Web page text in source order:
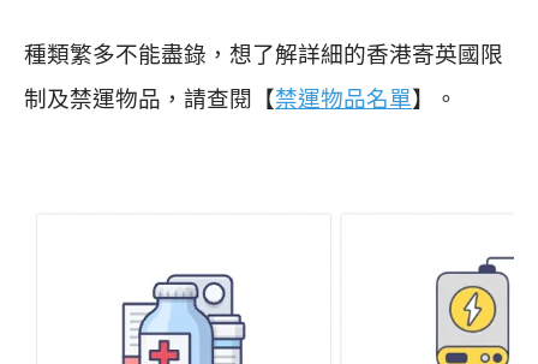
種類繁多不能盡錄，想了解詳細的香港寄英國限
制及禁運物品，請查閱【禁運物品名單】。